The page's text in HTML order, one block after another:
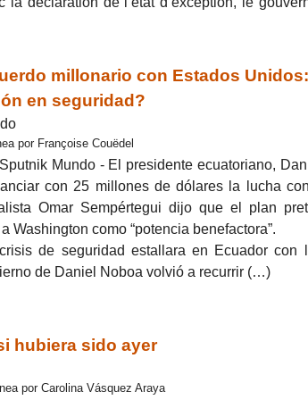
millonario con Estados
en seguridad?
por Françoise Couëdel
Mundo - El presidente ecuatoriano,
con 25 millones de dólares la lucha
Omar Sempértegui dijo que el plan
Washington como “potencia benefactora”.
de seguridad estallara en Ecuador con
de Daniel Noboa volvió a recurrir (…)
hubiera sido ayer
por Carolina Vásquez Araya